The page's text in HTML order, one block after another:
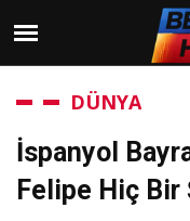
DÜNYA
İspanyol
Felipe Hiç Bir